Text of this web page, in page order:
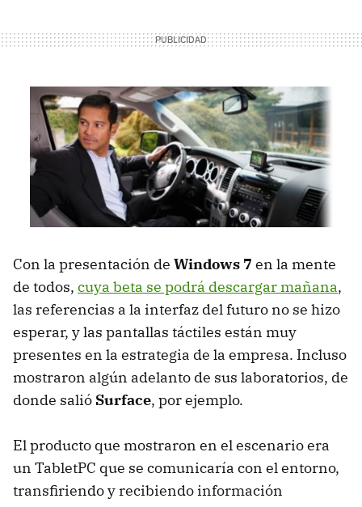
Con la presentación de Windows 7 en la mente
de todos, cuya beta se podrá descargar mañana,
las referencias a la interfaz del futuro no se hizo
esperar, y las pantallas táctiles están muy
presentes en la estrategia de la empresa. Incluso
mostraron algún adelanto de sus laboratorios, de
donde salió Surface, por ejemplo.
El producto que mostraron en el escenario era
un TabletPC que se comunicaría con el entorno,
transfiriendo y recibiendo información